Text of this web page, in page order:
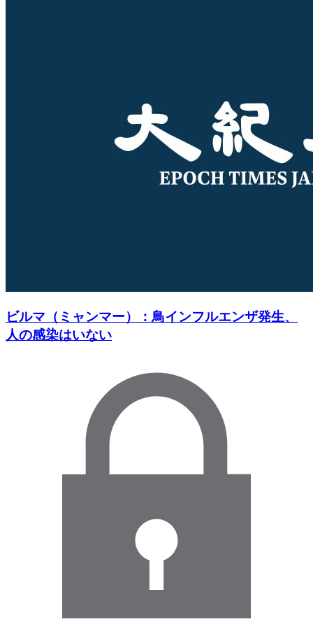
ビルマ（ミャンマー）：鳥インフルエンザ発生、
人の感染はいない